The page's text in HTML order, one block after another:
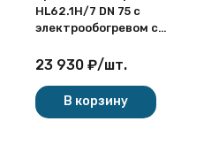
HL62.1H/7 DN 75 с
электрообогревом с
полимербитумным
кровли
23 930 ₽/шт.
В корзину